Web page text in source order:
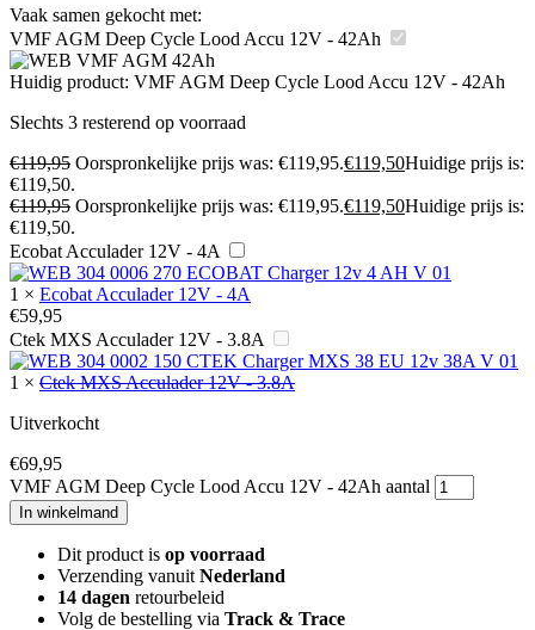
Vaak samen gekocht met:
VMF AGM Deep Cycle Lood Accu 12V - 42Ah
Huidig product: VMF AGM Deep Cycle Lood Accu 12V - 42Ah
Slechts 3 resterend op voorraad
€119,95 Oorspronkelijke prijs was: €119,95.€119,50Huidige prijs is:
€119,50.
€119,95 Oorspronkelijke prijs was: €119,95.€119,50Huidige prijs is:
€119,50.
Ecobat Acculader 12V - 4A
1 × Ecobat Acculader 12V - 4A
€59,95
Ctek MXS Acculader 12V - 3.8A
1 × Ctek MXS Acculader 12V - 3.8A
Uitverkocht
€69,95
VMF AGM Deep Cycle Lood Accu 12V - 42Ah aantal
In winkelmand
Dit product is op voorraad
Verzending vanuit Nederland
14 dagen retourbeleid
Volg de bestelling via Track & Trace